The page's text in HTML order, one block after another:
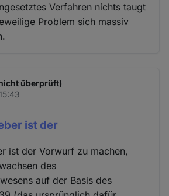
Verfahren nichts taugt
Problem sich massiv
überprüft)
ist der
ist der Vorwurf zu machen,
des
auf der Basis des